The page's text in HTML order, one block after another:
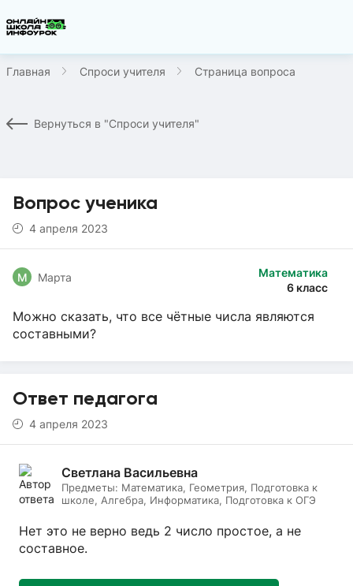
Главная Спроси учителя Страница вопроса
Вернуться в "Спроси учителя"
Вопрос ученика
4 апреля 2023
Математика
6 класс
М Марта
Можно сказать, что все чётные числа являются
составными?
Ответ педагога
4 апреля 2023
Светлана Васильевна
Предметы: Математика, Геометрия, Подготовка к
школе, Алгебра, Информатика, Подготовка к ОГЭ
Нет это не верно ведь 2 число простое, а не
составное.